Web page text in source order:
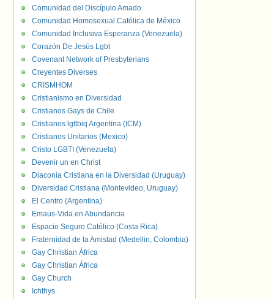
Comunidad del Discípulo Amado
Comunidad Homosexual Católica de México
Comunidad Inclusiva Esperanza (Venezuela)
Corazón De Jesús Lgbt
Covenant Network of Presbyterians
Creyentes Diverses
CRISMHOM
Cristianismo en Diversidad
Cristianos Gays de Chile
Cristianos lgttbiq Argentina (ICM)
Cristianos Unitarios (Mexico)
Cristo LGBTI (Venezuela)
Devenir un en Christ
Diaconía Cristiana en la Diversidad (Uruguay)
Diversidad Cristiana (Montevideo, Uruguay)
El Centro (Argentina)
Emaus-Vida en Abundancia
Espacio Seguro Católico (Costa Rica)
Fraternidad de la Amistad (Medellin, Colombia)
Gay Christian África
Gay Christian África
Gay Church
Ichthys